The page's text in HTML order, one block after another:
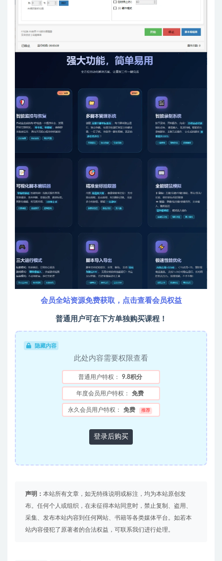
会员全站资源免费获取，点击查看会员权益
普通用户可在下方单独购买课程！
隐藏内容
此处内容需要权限查看
普通用户特权： 9.8积分
年度会员用户特权： 免费
永久会员用户特权： 免费 推荐
登录后购买
声明： 本站所有文章，如无特殊说明或标注，均为本站原创发
布。任何个人或组织，在未征得本站同意时，禁止复制、盗用、
采集、发布本站内容到任何网站、书籍等各类媒体平台。如若本
站内容侵犯了原著者的合法权益，可联系我们进行处理。